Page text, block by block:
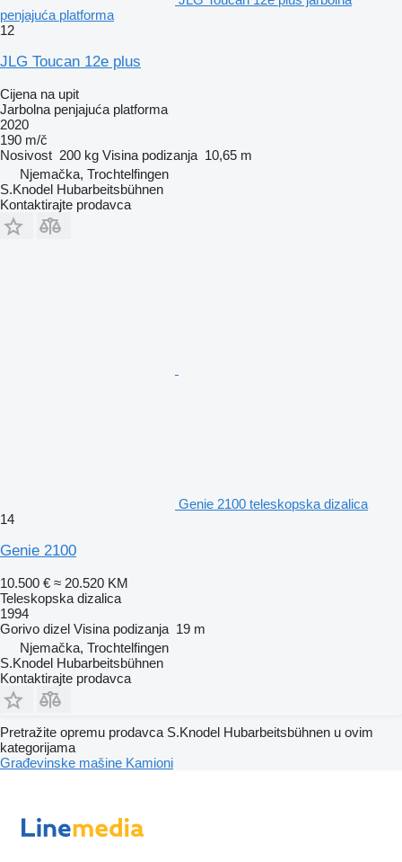
penjajuća platforma
12
JLG Toucan 12e plus
Cijena na upit
Jarbolna penjajuća platforma
2020
190 m/č
Nosivost 200 kg Visina podizanja 10,65 m
Njemačka, Trochtelfingen
S.Knodel Hubarbeitsbühnen
Kontaktirajte prodavca
Genie 2100 teleskopska dizalica
14
Genie 2100
10.500 € ≈ 20.520 KM
Teleskopska dizalica
1994
Gorivo dizel Visina podizanja 19 m
Njemačka, Trochtelfingen
S.Knodel Hubarbeitsbühnen
Kontaktirajte prodavca
Pretražite opremu prodavca S.Knodel Hubarbeitsbühnen u ovim
kategorijama
Građevinske mašine Kamioni